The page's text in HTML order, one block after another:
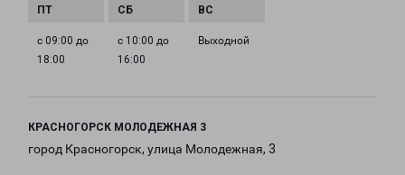
с 09:00 до
18:00
с 10:00 до
16:00
Выходной
КРАСНОГОРСК МОЛОДЕЖНАЯ 3
город Красногорск, улица Молодежная, 3